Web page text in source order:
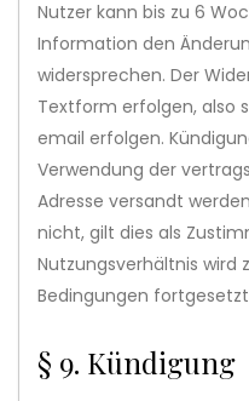
Nutzer kann bis zu 6
Information den
widersprechen. Der
Textform erfolgen, also
email erfolgen.
Verwendung der
Adresse versandt
nicht, gilt dies als
Nutzungsverhältnis wird
Bedingungen
§ 9. Kündigung